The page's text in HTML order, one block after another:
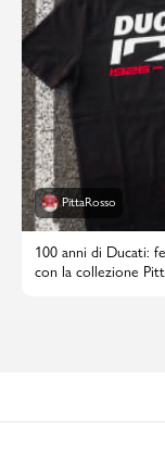
PittaRosso
100 anni di Ducati:
con la collezione